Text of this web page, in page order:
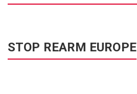
STOP REARM EUROPE